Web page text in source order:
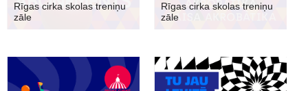
Rīgas cirka skolas treniņu
zāle
Rīgas cirka skolas treniņu
zāle